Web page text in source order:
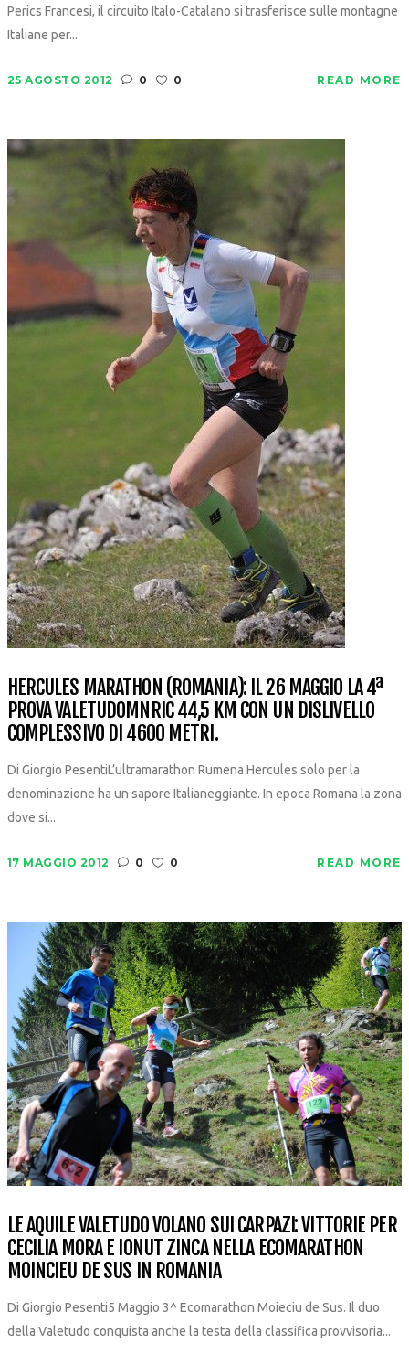
Perics Francesi, il circuito Italo-Catalano si trasferisce sulle montagne
Italiane per...
25 AGOSTO 2012 0 0 READ MORE
HERCULES MARATHON (ROMANIA): IL 26 MAGGIO LA 4ª
PROVA VALETUDOMNRIC 44,5 KM CON UN DISLIVELLO
COMPLESSIVO DI 4600 METRI.
Di Giorgio PesentiL’ultramarathon Rumena Hercules solo per la
denominazione ha un sapore Italianeggiante. In epoca Romana la zona
dove si...
17 MAGGIO 2012 0 0 READ MORE
LE AQUILE VALETUDO VOLANO SUI CARPAZI: VITTORIE PER
CECILIA MORA E IONUT ZINCA NELLA ECOMARATHON
MOINCIEU DE SUS IN ROMANIA
Di Giorgio Pesenti5 Maggio 3^ Ecomarathon Moieciu de Sus. Il duo
della Valetudo conquista anche la testa della classifica provvisoria...